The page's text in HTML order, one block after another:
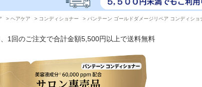
> ヘアケア > コンディショナー > パンテーン ゴールドダメージリペア コンディシ
1回のご注文で合計金額5,500円以上で送料無料